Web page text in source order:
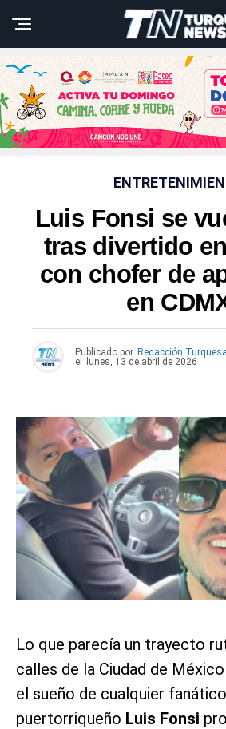
Luis Fonsi se
tras divertido
con chofer de
en
Publicado por Redacción
el
lunes, 13 de abril de 2026
Lo que parecía un trayecto
calles de la Ciudad de
el sueño de cualquier
puertorriqueño Luis Fonsi